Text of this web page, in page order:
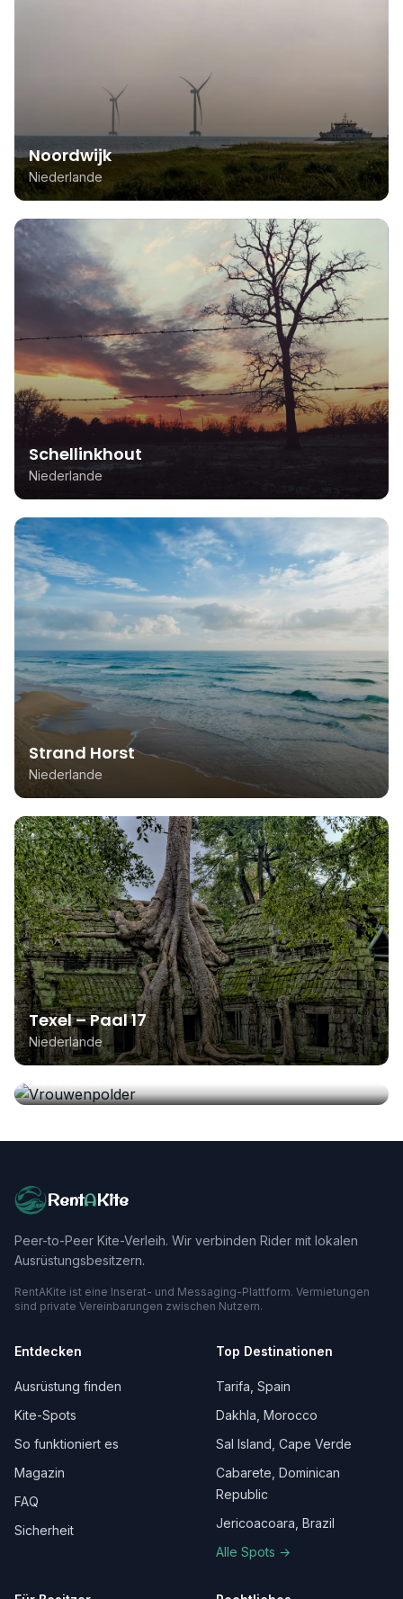
Noordwijk
Niederlande
Schellinkhout
Niederlande
Strand Horst
Niederlande
Texel – Paal 17
Niederlande
Vrouwenpolder
RentAKite
Peer-to-Peer Kite-Verleih. Wir verbinden Rider mit lokalen
Ausrüstungsbesitzern.
RentAKite ist eine Inserat- und Messaging-Plattform. Vermietungen
sind private Vereinbarungen zwischen Nutzern.
Entdecken
Ausrüstung finden
Kite-Spots
So funktioniert es
Magazin
FAQ
Sicherheit
Top Destinationen
Tarifa, Spain
Dakhla, Morocco
Sal Island, Cape Verde
Cabarete, Dominican
Republic
Jericoacoara, Brazil
Alle Spots →